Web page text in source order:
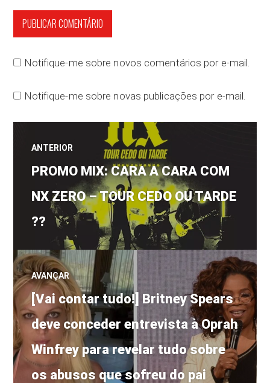
Notifique-me sobre novos comentários por e-mail.
Notifique-me sobre novas publicações por e-mail.
Navegação
de
Post
ANTERIOR
Post
anterior:
PROMO MIX: CARA A CARA COM
NX ZERO – TOUR CEDO OU TARDE
??
AVANÇAR
Próximo
post:
[Vai contar tudo!] Britney Spears
deve conceder entrevista à Oprah
Winfrey para revelar tudo sobre
os abusos que sofreu do pai